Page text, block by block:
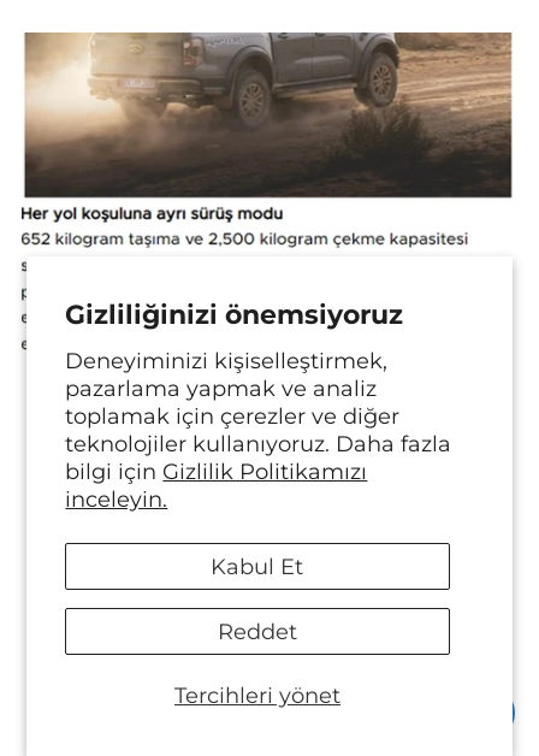
Gizliliğinizi önemsiyoruz
Deneyiminizi kişiselleştirmek,
pazarlama yapmak ve analiz
toplamak için çerezler ve diğer
teknolojiler kullanıyoruz. Daha fazla
bilgi için Gizlilik Politikamızı
inceleyin.
Tercihleri ​​yönet
Kabul Et
Reddet
Raptor'un Ses Sistemini Tasarladı
23 Haz 2023
Kalite ve inovasyonun öncüsü Bang &
Olufsen, otomobil endüstrisindeki
etkisini bir adım daha ileri taşıdı. Ses
sistemleri konusunda dünya çapında
bilinen ve takdir edilen Bang &
Olufsen, yeni Ford Ranger...
Daha fazla